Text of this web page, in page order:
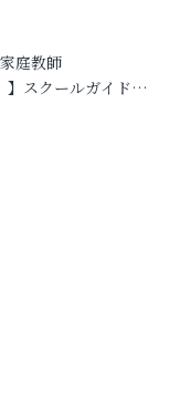
庭教師
】スクールガイド…